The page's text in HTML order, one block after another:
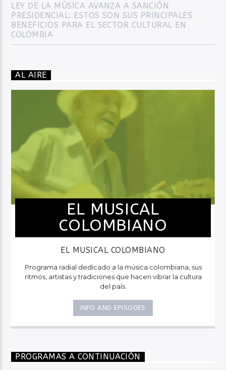
LEY DE LA MÚSICA AVANZA A SANCIÓN
PRESIDENCIAL: ESTOS SON SUS PRINCIPALES
BENEFICIOS PARA EL SECTOR CULTURAL EN
COLOMBIA
AL AIRE
EL MUSICAL
COLOMBIANO
EL MUSICAL COLOMBIANO
Programa radial dedicado a la música colombiana, sus
ritmos, artistas y tradiciones que hacen vibrar la cultura
del país.
INFO AND EPISODES
PROGRAMAS A CONTINUACIÓN